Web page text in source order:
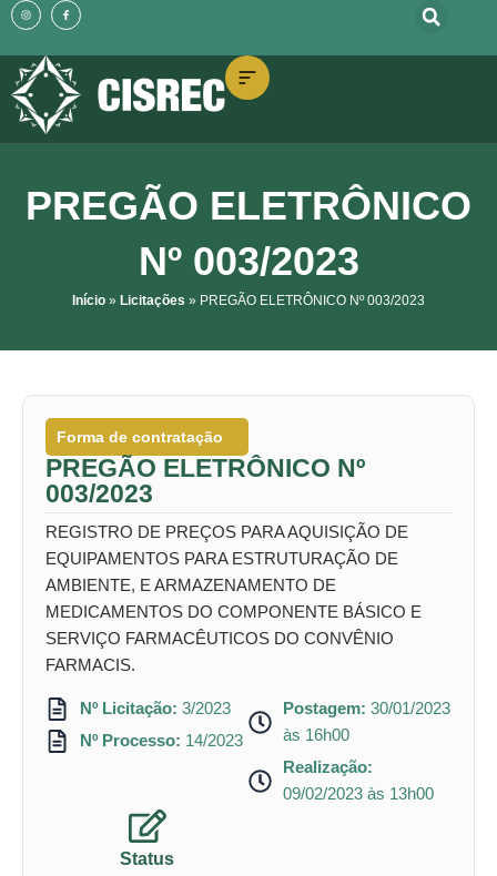
conteúdo
conteúdo
I
n
s
t
g
a
m
F
a
c
e
o
k
-
f
PREGÃO ELETRÔNICO
Nº 003/2023
Início » Licitações » PREGÃO ELETRÔNICO Nº 003/2023
Forma de contratação
PREGÃO ELETRÔNICO Nº
003/2023
REGISTRO DE PREÇOS PARA AQUISIÇÃO DE
EQUIPAMENTOS PARA ESTRUTURAÇÃO DE
AMBIENTE, E ARMAZENAMENTO DE
MEDICAMENTOS DO COMPONENTE BÁSICO E
SERVIÇO FARMACÊUTICOS DO CONVÊNIO
FARMACIS.
Nº Licitação: 3/2023
Nº Processo: 14/2023
Postagem: 30/01/2023
às 16h00
Realização:
09/02/2023 às 13h00
Status